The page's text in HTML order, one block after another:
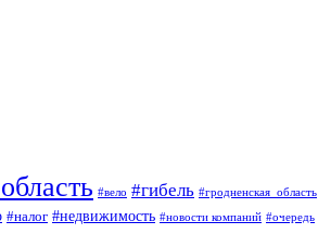
#вело #гибель #гродненская_область
#налог #недвижимость #новости компаний #очередь